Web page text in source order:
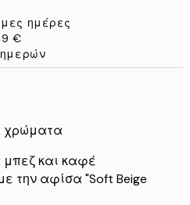
ημέρες
€
ημερών
χρώματα
μπεζ και καφέ
την αφίσα "Soft Beige